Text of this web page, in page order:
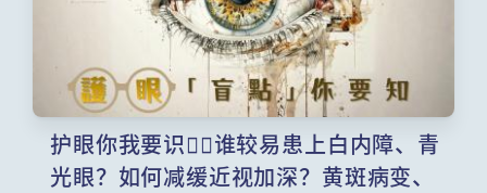
护眼你我要识️‍️谁较易患上白内障、青
光眼？如何减缓近视加深？黄斑病变、